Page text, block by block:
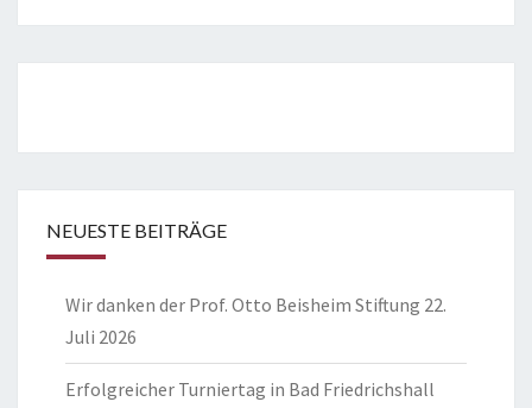
NEUESTE BEITRÄGE
Wir danken der Prof. Otto Beisheim Stiftung 22.
Juli 2026
Erfolgreicher Turniertag in Bad Friedrichshall